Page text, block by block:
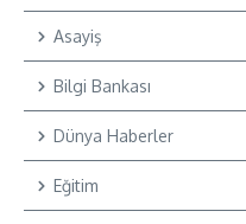
Asayiş
Bilgi Bankası
Dünya Haberler
Eğitim